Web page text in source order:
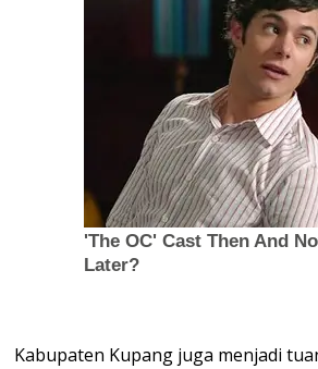
Kabupaten Kupang juga menjadi